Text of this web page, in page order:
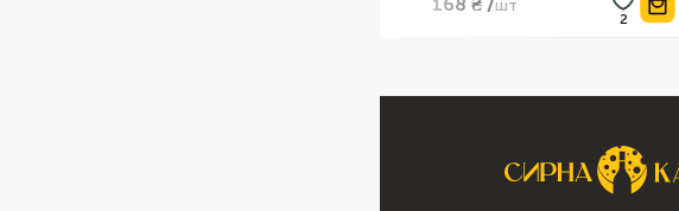
168 ₴ / шт